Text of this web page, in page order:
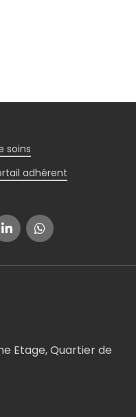
soins
adhérent
Etage, Quartier de